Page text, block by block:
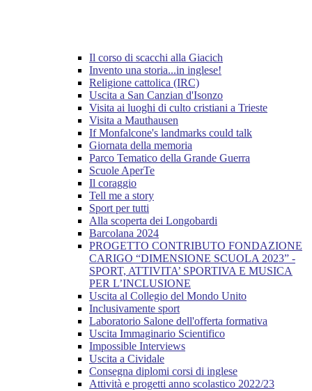
Il corso di scacchi alla Giacich
Invento una storia...in inglese!
Religione cattolica (IRC)
Uscita a San Canzian d'Isonzo
Visita ai luoghi di culto cristiani a Trieste
Visita a Mauthausen
If Monfalcone's landmarks could talk
Giornata della memoria
Parco Tematico della Grande Guerra
Scuole AperTe
Il coraggio
Tell me a story
Sport per tutti
Alla scoperta dei Longobardi
Barcolana 2024
PROGETTO CONTRIBUTO FONDAZIONE
CARIGO “DIMENSIONE SCUOLA 2023” -
SPORT, ATTIVITA’ SPORTIVA E MUSICA
PER L’INCLUSIONE
Uscita al Collegio del Mondo Unito
Inclusivamente sport
Laboratorio Salone dell'offerta formativa
Uscita Immaginario Scientifico
Impossible Interviews
Uscita a Cividale
Consegna diplomi corsi di inglese
Attività e progetti anno scolastico 2022/23